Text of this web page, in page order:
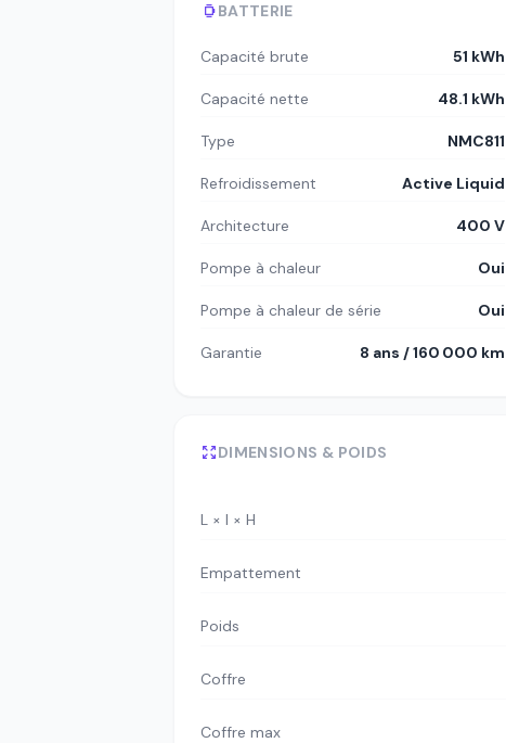
BATTERIE
Capacité brute 51 kWh
Capacité nette 48.1 kWh
Type NMC811
Refroidissement Active Liquid
Architecture 400 V
Pompe à chaleur Oui
Pompe à chaleur de série Oui
Garantie 8 ans / 160 000 km
DIMENSIONS & POIDS
L × l × H
Empattement
Poids
Coffre
Coffre max